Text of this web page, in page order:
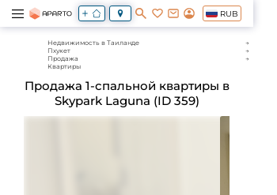
RUB
Недвижимость в Таиланде
Пхукет
Продажа
Квартиры
Продажа 1-спальной квартиры в
Skypark Laguna (ID 359)